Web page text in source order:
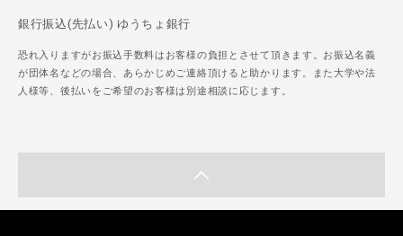
銀行振込(先払い) ゆうちょ銀行
恐れ入りますがお振込手数料はお客様の負担とさせて頂きます。お振込名義
が団体名などの場合、あらかじめご連絡頂けると助かります。また大学や法
人様等、後払いをご希望のお客様は別途相談に応じます。